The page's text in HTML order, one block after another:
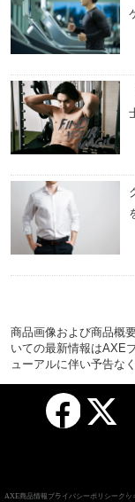
商品画像および商品概
いての最新情報はAXE
ューアルに伴い予告な
AXE商品情報 プライバシーポリシー クッ